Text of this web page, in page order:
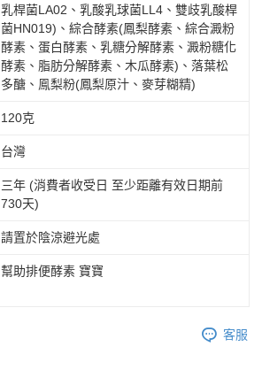
乳桿菌LA02、乳酸乳球菌LL4、雙歧乳酸桿
菌HN019)、綜合酵素(鳳梨酵素、綜合澱粉
酵素、蛋白酵素、乳糖分解酵素、澱粉糖化
酵素、脂肪分解酵素、木瓜酵素)、落葉松
多醣、鳯梨粉(鳳梨原汁、麥芽糊精)
120克
台灣
三年 (消費者收受日 至少距離有效日期前
730天)
請置於陰涼避光處
幫助排便酵素 寶寶
客服